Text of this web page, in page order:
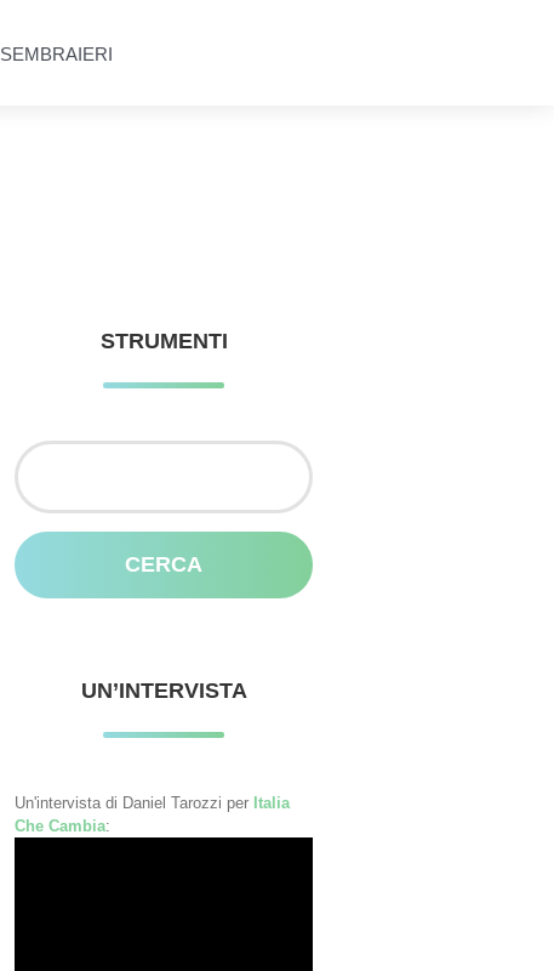
SEMBRAIERI
STRUMENTI
Ricerca
per:
UN’INTERVISTA
Un'intervista di Daniel Tarozzi per Italia
Che Cambia: